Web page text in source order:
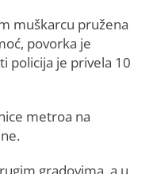
muškarcu pružena
povorka je
policija je privela 10
metroa na